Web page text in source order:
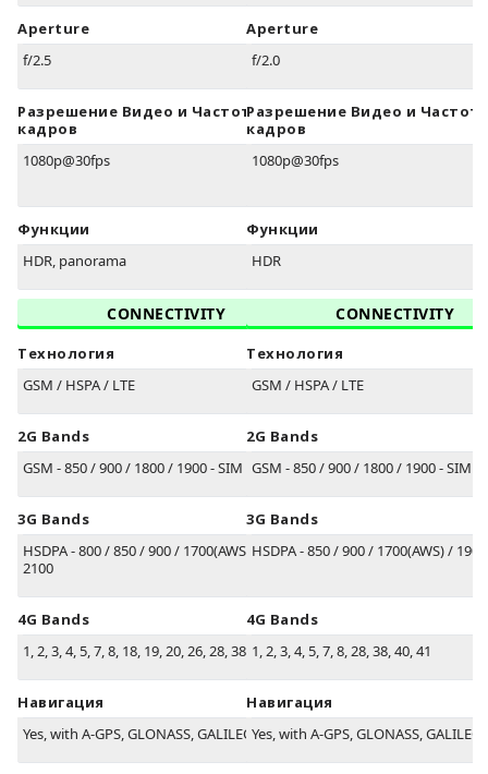
Aperture
f/2.5
Разрешение Видео и Частота
кадров
1080p@30fps
Функции
HDR, panorama
CONNECTIVITY
Технология
GSM / HSPA / LTE
2G Bands
GSM - 850 / 900 / 1800 / 1900 - SIM 1 & SIM 2
3G Bands
HSDPA - 800 / 850 / 900 / 1700(AWS) / 1900 /
2100
4G Bands
1, 2, 3, 4, 5, 7, 8, 18, 19, 20, 26, 28, 38, 40, 41
Навигация
Yes, with A-GPS, GLONASS, GALILEO, BDS
Aperture
f/2.0
Разрешение Видео и Частота
кадров
1080p@30fps
Функции
HDR
CONNECTIVITY
Технология
GSM / HSPA / LTE
2G Bands
GSM - 850 / 900 / 1800 / 1900 - SIM 1
3G Bands
HSDPA - 850 / 900 / 1700(AWS) /
4G Bands
1, 2, 3, 4, 5, 7, 8, 28, 38, 40, 41
Навигация
Yes, with A-GPS, GLONASS, GALILEO,